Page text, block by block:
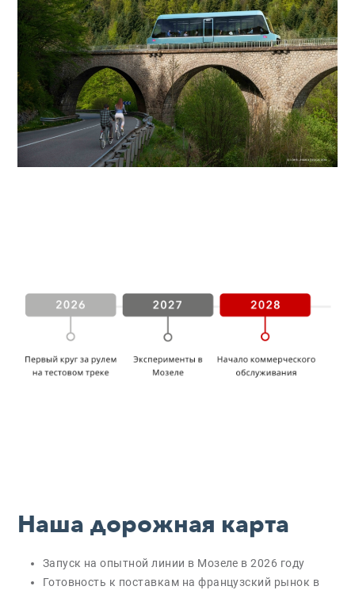
Наша дорожная карта
Запуск на опытной линии в Мозеле в 2026 году
Готовность к поставкам на французский рынок в